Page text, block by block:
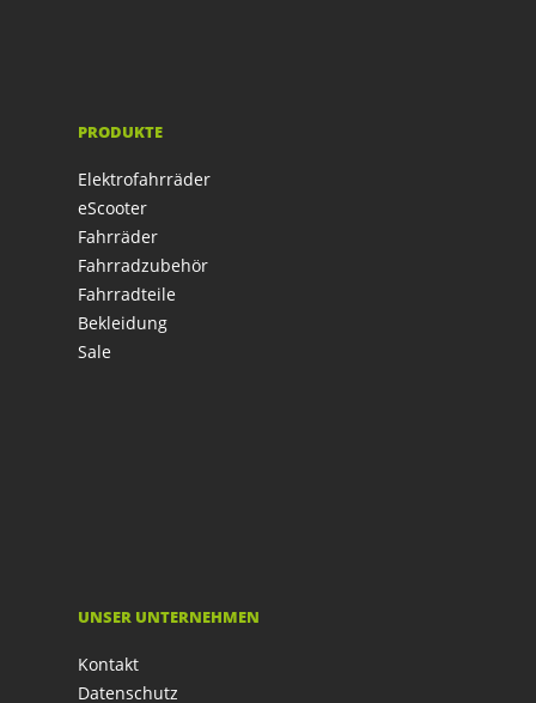
PRODUKTE
Elektrofahrräder
eScooter
Fahrräder
Fahrradzubehör
Fahrradteile
Bekleidung
Sale
UNSER UNTERNEHMEN
Kontakt
Datenschutz